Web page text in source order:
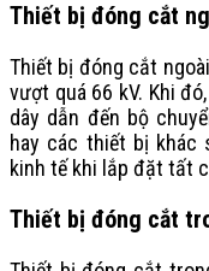
Thiết bị đóng cắt
Thiết bị đóng cắt
vượt quá 66 kV. Khi
dây dẫn đến bộ
hay các thiết bị khác
kinh tế khi lắp đặt tất
Thiết bị đóng cắt